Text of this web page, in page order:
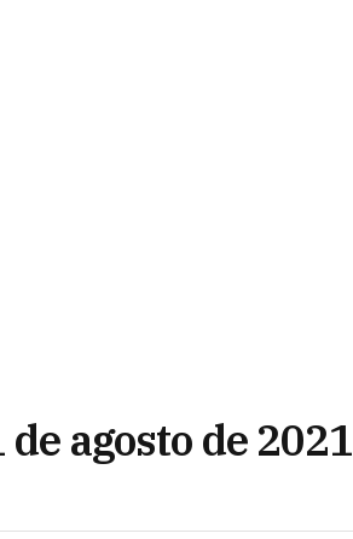
agosto de 2021